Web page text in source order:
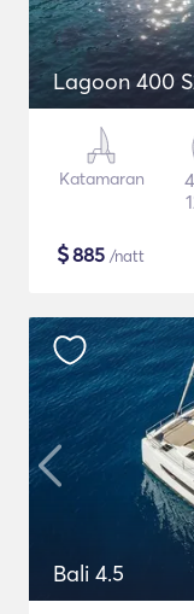
Lagoon 400
Katamaran
$885 /natt
Bali 4.5